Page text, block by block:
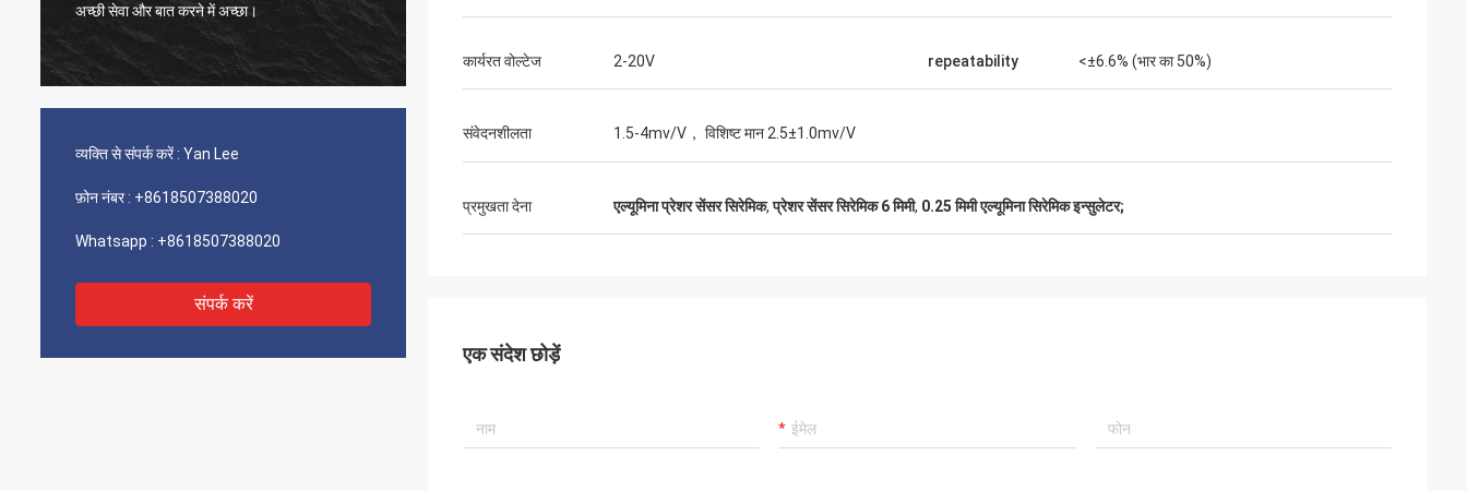
अच्छी सेवा और बात करने में अच्छा।
व्यक्ति से संपर्क करें : Yan Lee
फ़ोन नंबर : +8618507388020
Whatsapp : +8618507388020
संपर्क करें
कार्यरत वोल्टेज 2-20V repeatability <±6.6% (भार का 50%)
संवेदनशीलता 1.5-4mv/V， विशिष्ट मान 2.5±1.0mv/V
प्रमुखता देना एल्यूमिना प्रेशर सेंसर सिरेमिक,प्रेशर सेंसर सिरेमिक 6 मिमी, 0.25 मिमी एल्यूमिना सिरेमिक इन्सुलेटर;
एक संदेश छोड़ें